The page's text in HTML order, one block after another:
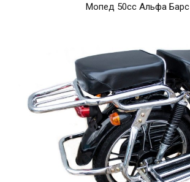
Мопед 50cc Альфа Барс